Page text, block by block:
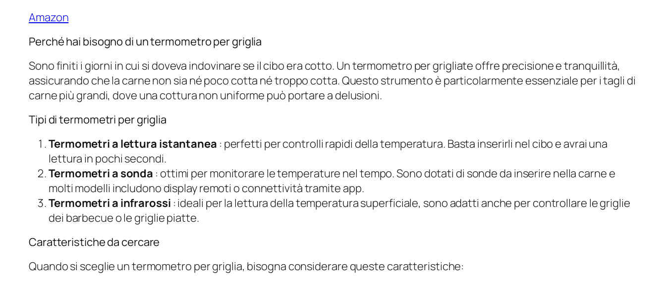
Amazon
Perché hai bisogno di un termometro per griglia
Sono finiti i giorni in cui si doveva indovinare se il cibo era cotto. Un termometro per grigliate offre precisione e tranquillità,
assicurando che la carne non sia né poco cotta né troppo cotta. Questo strumento è particolarmente essenziale per i tagli di
carne più grandi, dove una cottura non uniforme può portare a delusioni.
Tipi di termometri per griglia
Termometri a lettura istantanea : perfetti per controlli rapidi della temperatura. Basta inserirli nel cibo e avrai una
lettura in pochi secondi.
Termometri a sonda : ottimi per monitorare le temperature nel tempo. Sono dotati di sonde da inserire nella carne e
molti modelli includono display remoti o connettività tramite app.
Termometri a infrarossi : ideali per la lettura della temperatura superficiale, sono adatti anche per controllare le griglie
dei barbecue o le griglie piatte.
Caratteristiche da cercare
Quando si sceglie un termometro per griglia, bisogna considerare queste caratteristiche: